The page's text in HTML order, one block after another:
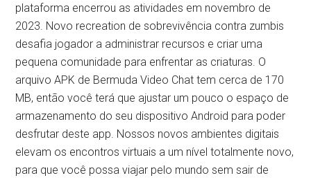
plataforma encerrou as atividades em novembro de
2023. Novo recreation de sobrevivência contra zumbis
desafia jogador a administrar recursos e criar uma
pequena comunidade para enfrentar as criaturas. O
arquivo APK de Bermuda Video Chat tem cerca de 170
MB, então você terá que ajustar um pouco o espaço de
armazenamento do seu dispositivo Android para poder
desfrutar deste app. Nossos novos ambientes digitais
elevam os encontros virtuais a um nível totalmente novo,
para que você possa viajar pelo mundo sem sair de